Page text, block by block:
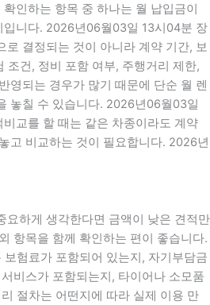
인하는 항목 중 하나는 월 납입금이
입니다. 2026년06월03일 13시04분 장
로 결정되는 것이 아니라 계약 기간, 보
조건, 정비 포함 여부, 주행거리 제한,
영되는 경우가 많기 때문에 단순 월 렌
놓칠 수 있습니다. 2026년06월03일
교를 할 때는 같은 차종이라도 계약
고 비교하는 것이 필요합니다. 2026년
요하게 생각한다면 금액이 낮은 견적만
항목을 함께 확인하는 편이 좋습니다.
험료가 포함되어 있는지, 자기부담금
비스가 포함되는지, 타이어나 소모품
절차는 어떤지에 따라 실제 이용 만